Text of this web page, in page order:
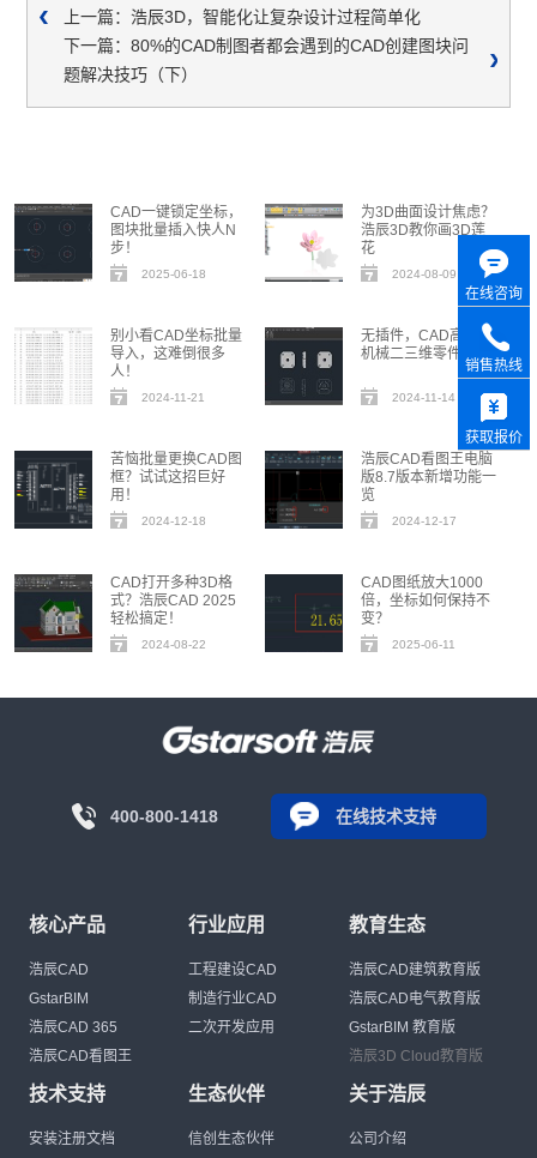
上一篇：浩辰3D，智能化让复杂设计过程简单化
下一篇：80%的CAD制图者都会遇到的CAD创建图块问
题解决技巧（下）
CAD一键锁定坐标，
图块批量插入快人N
步！
2025-06-18
为3D曲面设计焦虑？
浩辰3D教你画3D莲
花
2024-08-09
别小看CAD坐标批量
导入，这难倒很多
人！
2024-11-21
无插件，CAD高效画
机械二三维零件图！
2024-11-14
苦恼批量更换CAD图
框？试试这招巨好
用！
2024-12-18
浩辰CAD看图王电脑
版8.7版本新增功能一
览
2024-12-17
CAD打开多种3D格
式？浩辰CAD 2025
轻松搞定！
2024-08-22
CAD图纸放大1000
倍，坐标如何保持不
变？
2025-06-11
400-800-1418 在线技术支持
核心产品
浩辰CAD
GstarBIM
浩辰CAD 365
浩辰CAD看图王
行业应用
工程建设CAD
制造行业CAD
二次开发应用
教育生态
浩辰CAD建筑教育版
浩辰CAD电气教育版
GstarBIM 教育版
浩辰3D Cloud教育版
技术支持
安装注册文档
生态伙伴
信创生态伙伴
关于浩辰
公司介绍
在线咨询
销售热线
获取报价